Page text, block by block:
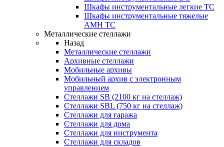
Шкафы инструментальные легкие ТС
Шкафы инструментальные тяжелые
AMH TC
Металлические стеллажи
Назад
Металлические стеллажи
Архивные стеллажи
Мобильные архивы
Мобильный архив с электронным
управлением
Стеллажи SB (2100 кг на стеллаж)
Стеллажи SBL (750 кг на стеллаж)
Стеллажи для гаража
Стеллажи для дома
Стеллажи для инструмента
Стеллажи для складов